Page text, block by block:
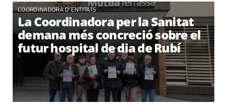
COORDINADORA D'ENTITATS
La Coordinadora per la Sanitat
demana més concreció sobre el
futur hospital de dia de Rubí